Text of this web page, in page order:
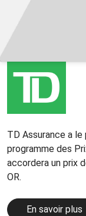
TD Assurance a
programme des
accordera un prix
OR.
En savoir plus